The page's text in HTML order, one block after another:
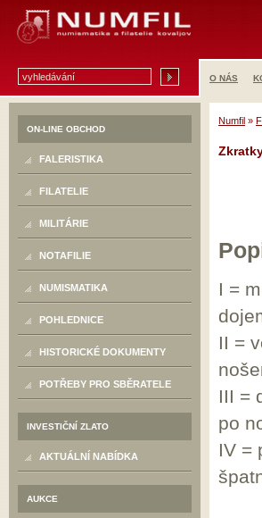
O NÁS
ON-LINE OBCHOD
FALERISTIKA
FILATELIE
MILITÁRIE
NOTAFILIE
NUMISMATIKA
POHLEDNICE
HISTORICKÉ DOKUMENTY
POTŘEBY PRO SBĚRATELE
INVESTIČNÍ ZLATO
AKTUÁLNÍ NABÍDKA
AUKCE
Numfil »
I =
II =
III =
po
IV =